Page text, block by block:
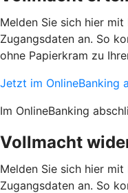
Melden Sie sich hier mit
Zugangsdaten an. So
ohne Papierkram zu
Jetzt im OnlineBanking
Im OnlineBanking
Vollmacht
Melden Sie sich hier mit
Zugangsdaten an. So